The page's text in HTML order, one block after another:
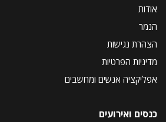
אודות
הנמר
הצהרת נגישות
מדיניות הפרטיות
אפליקציה אנשים ומחשבים
כנסים ואירועים